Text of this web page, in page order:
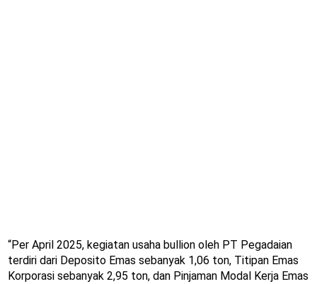
“Per April 2025, kegiatan usaha bullion oleh PT Pegadaian
terdiri dari Deposito Emas sebanyak 1,06 ton, Titipan Emas
Korporasi sebanyak 2,95 ton, dan Pinjaman Modal Kerja Emas